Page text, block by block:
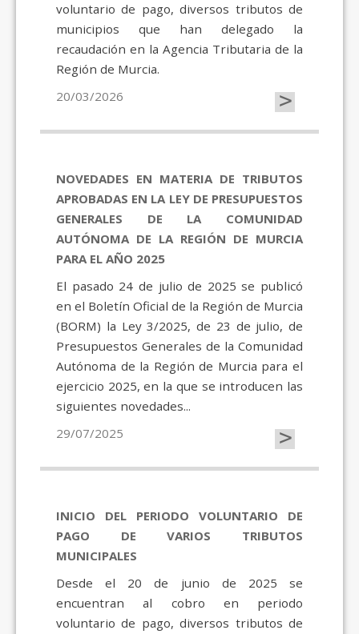
voluntario de pago, diversos tributos de
municipios que han delegado la
recaudación en la Agencia Tributaria de la
Región de Murcia.
20/03/2026
>
NOVEDADES EN MATERIA DE TRIBUTOS
APROBADAS EN LA LEY DE PRESUPUESTOS
GENERALES DE LA COMUNIDAD
AUTÓNOMA DE LA REGIÓN DE MURCIA
PARA EL AÑO 2025
El pasado 24 de julio de 2025 se publicó
en el Boletín Oficial de la Región de Murcia
(BORM) la Ley 3/2025, de 23 de julio, de
Presupuestos Generales de la Comunidad
Autónoma de la Región de Murcia para el
ejercicio 2025, en la que se introducen las
siguientes novedades...
29/07/2025
>
INICIO DEL PERIODO VOLUNTARIO DE
PAGO DE VARIOS TRIBUTOS
MUNICIPALES
Desde el 20 de junio de 2025 se
encuentran al cobro en periodo
voluntario de pago, diversos tributos de